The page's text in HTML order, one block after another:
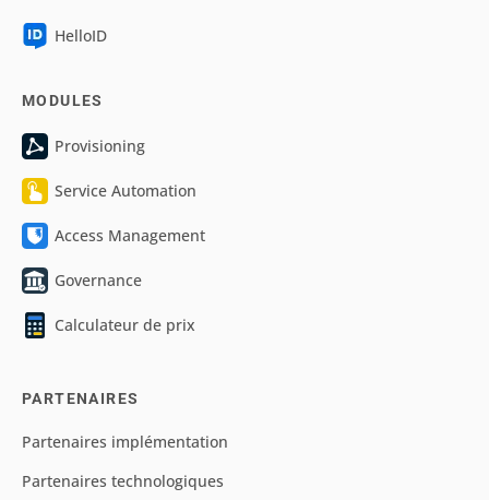
HelloID
MODULES
Provisioning
Service Automation
Access Management
Governance
Calculateur de prix
PARTENAIRES
Partenaires implémentation
Partenaires technologiques